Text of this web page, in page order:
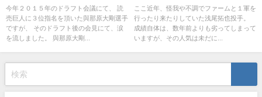
と高校。読み方は「よなはらひ
ろたか」。
今年２０１５年のドラフト会議にて、 読
売巨人に３位指名を頂いた與那原大剛選手
ですが、 そのドラフト後の会見にて、涙
を流しました。 與那原大剛...
引退は間近な予感・・。タバコ
は？
ここ近年、怪我や不調でファームと１軍を
行ったり来たりしていた浅尾拓也投手。
成績自体は、数年前よりも劣ってしまって
いますが、その人気は未だに...